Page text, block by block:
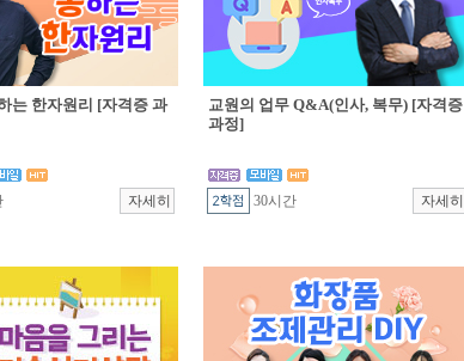
는 한자원리 [자격증 과
교원의 업무 Q&A(인사, 복무) [자격증
과정]
30시간